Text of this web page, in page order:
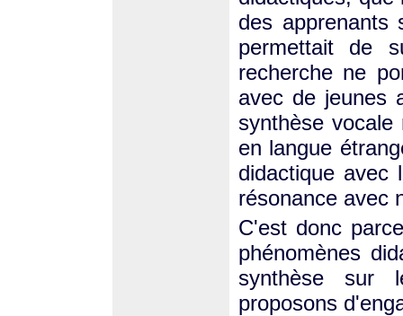
des apprenants
permettait de
recherche ne
avec de jeunes
synthèse vocale
en langue
didactique avec
résonance avec
C'est donc
phénomènes
synthèse sur
proposons